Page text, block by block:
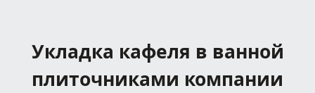
Укладка кафеля в ванной
плиточниками компании